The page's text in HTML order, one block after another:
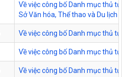
Về việc công bố Danh mục thủ
Sở Văn hóa, Thể thao và Du lịch
Về việc công bố Danh mục thủ
Về việc công bố Danh mục thủ
Về việc công bố Danh mục thủ